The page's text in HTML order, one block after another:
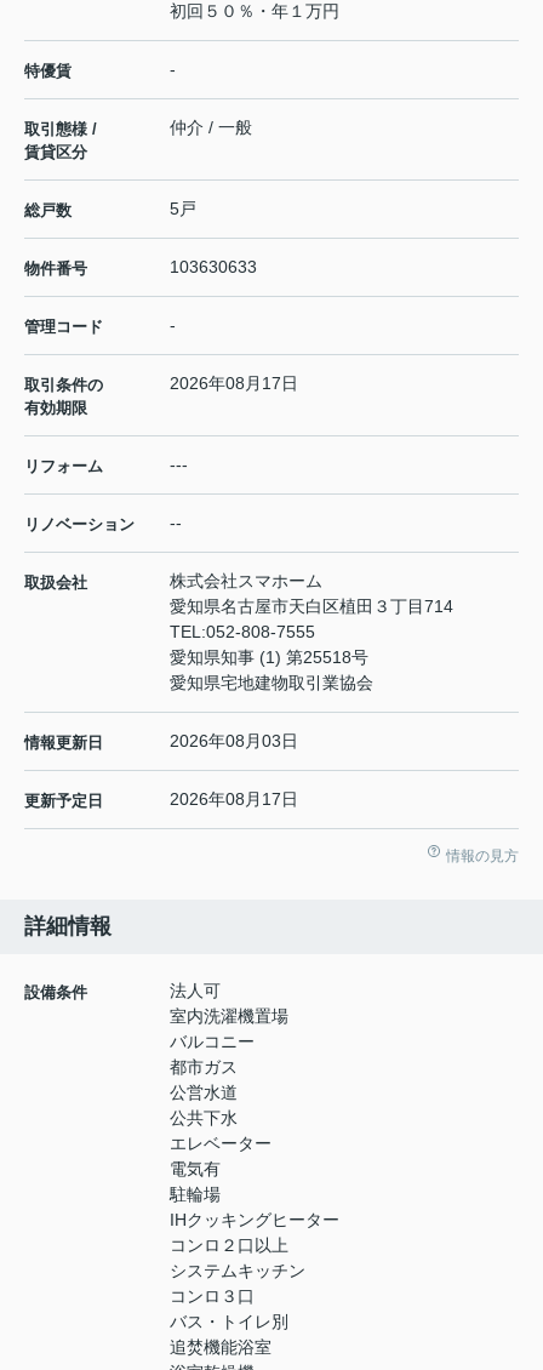
初回５０％・年１万円
特優賃 -
取引態様 /
賃貸区分
仲介 / 一般
総戸数 5戸
物件番号 103630633
管理コード -
取引条件の
有効期限
2026年08月17日
リフォーム ---
リノベーション --
取扱会社
株式会社スマホーム
愛知県名古屋市天白区植田３丁目714
TEL:052-808-7555
愛知県知事 (1) 第25518号
愛知県宅地建物取引業協会
情報更新日 2026年08月03日
更新予定日 2026年08月17日
情報の見方
詳細情報
設備条件
法人可
室内洗濯機置場
バルコニー
都市ガス
公営水道
公共下水
エレベーター
電気有
駐輪場
IHクッキングヒーター
コンロ２口以上
システムキッチン
コンロ３口
バス・トイレ別
追焚機能浴室